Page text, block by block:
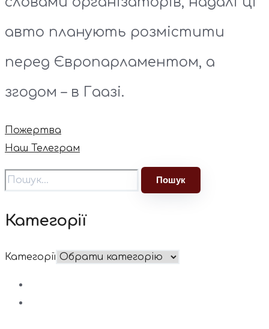
авто планують розмістити
перед Європарламентом, а
згодом – в Гаазі.
Пожертва
Наш Телеграм
Категорії
Категорії